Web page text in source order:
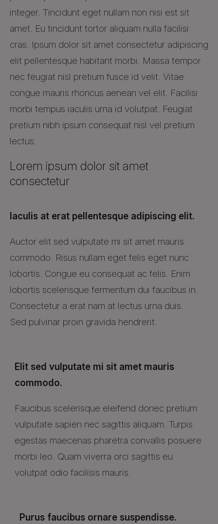
integer. Tincidunt eget nullam non nisi est sit
amet. Eu tincidunt tortor aliquam nulla facilisi
cras. Ipsum dolor sit amet consectetur adipiscing
elit pellentesque habitant morbi. Massa tempor
nec feugiat nisl pretium fusce id velit. Vitae
congue mauris rhoncus aenean vel elit. Facilisi
morbi tempus iaculis urna id volutpat. Feugiat
pretium nibh ipsum consequat nisl vel pretium
lectus.
Lorem ipsum dolor sit amet
consectetur
Iaculis at erat pellentesque adipiscing elit.
Auctor elit sed vulputate mi sit amet mauris
commodo. Risus nullam eget felis eget nunc
lobortis. Congue eu consequat ac felis. Enim
lobortis scelerisque fermentum dui faucibus in.
Consectetur a erat nam at lectus urna duis.
Sed pulvinar proin gravida hendrerit.
Elit sed vulputate mi sit amet mauris
commodo.
Faucibus scelerisque eleifend donec pretium
vulputate sapien nec sagittis aliquam. Turpis
egestas maecenas pharetra convallis posuere
morbi leo. Quam viverra orci sagittis eu
volutpat odio facilisis mauris.
Purus faucibus ornare suspendisse.